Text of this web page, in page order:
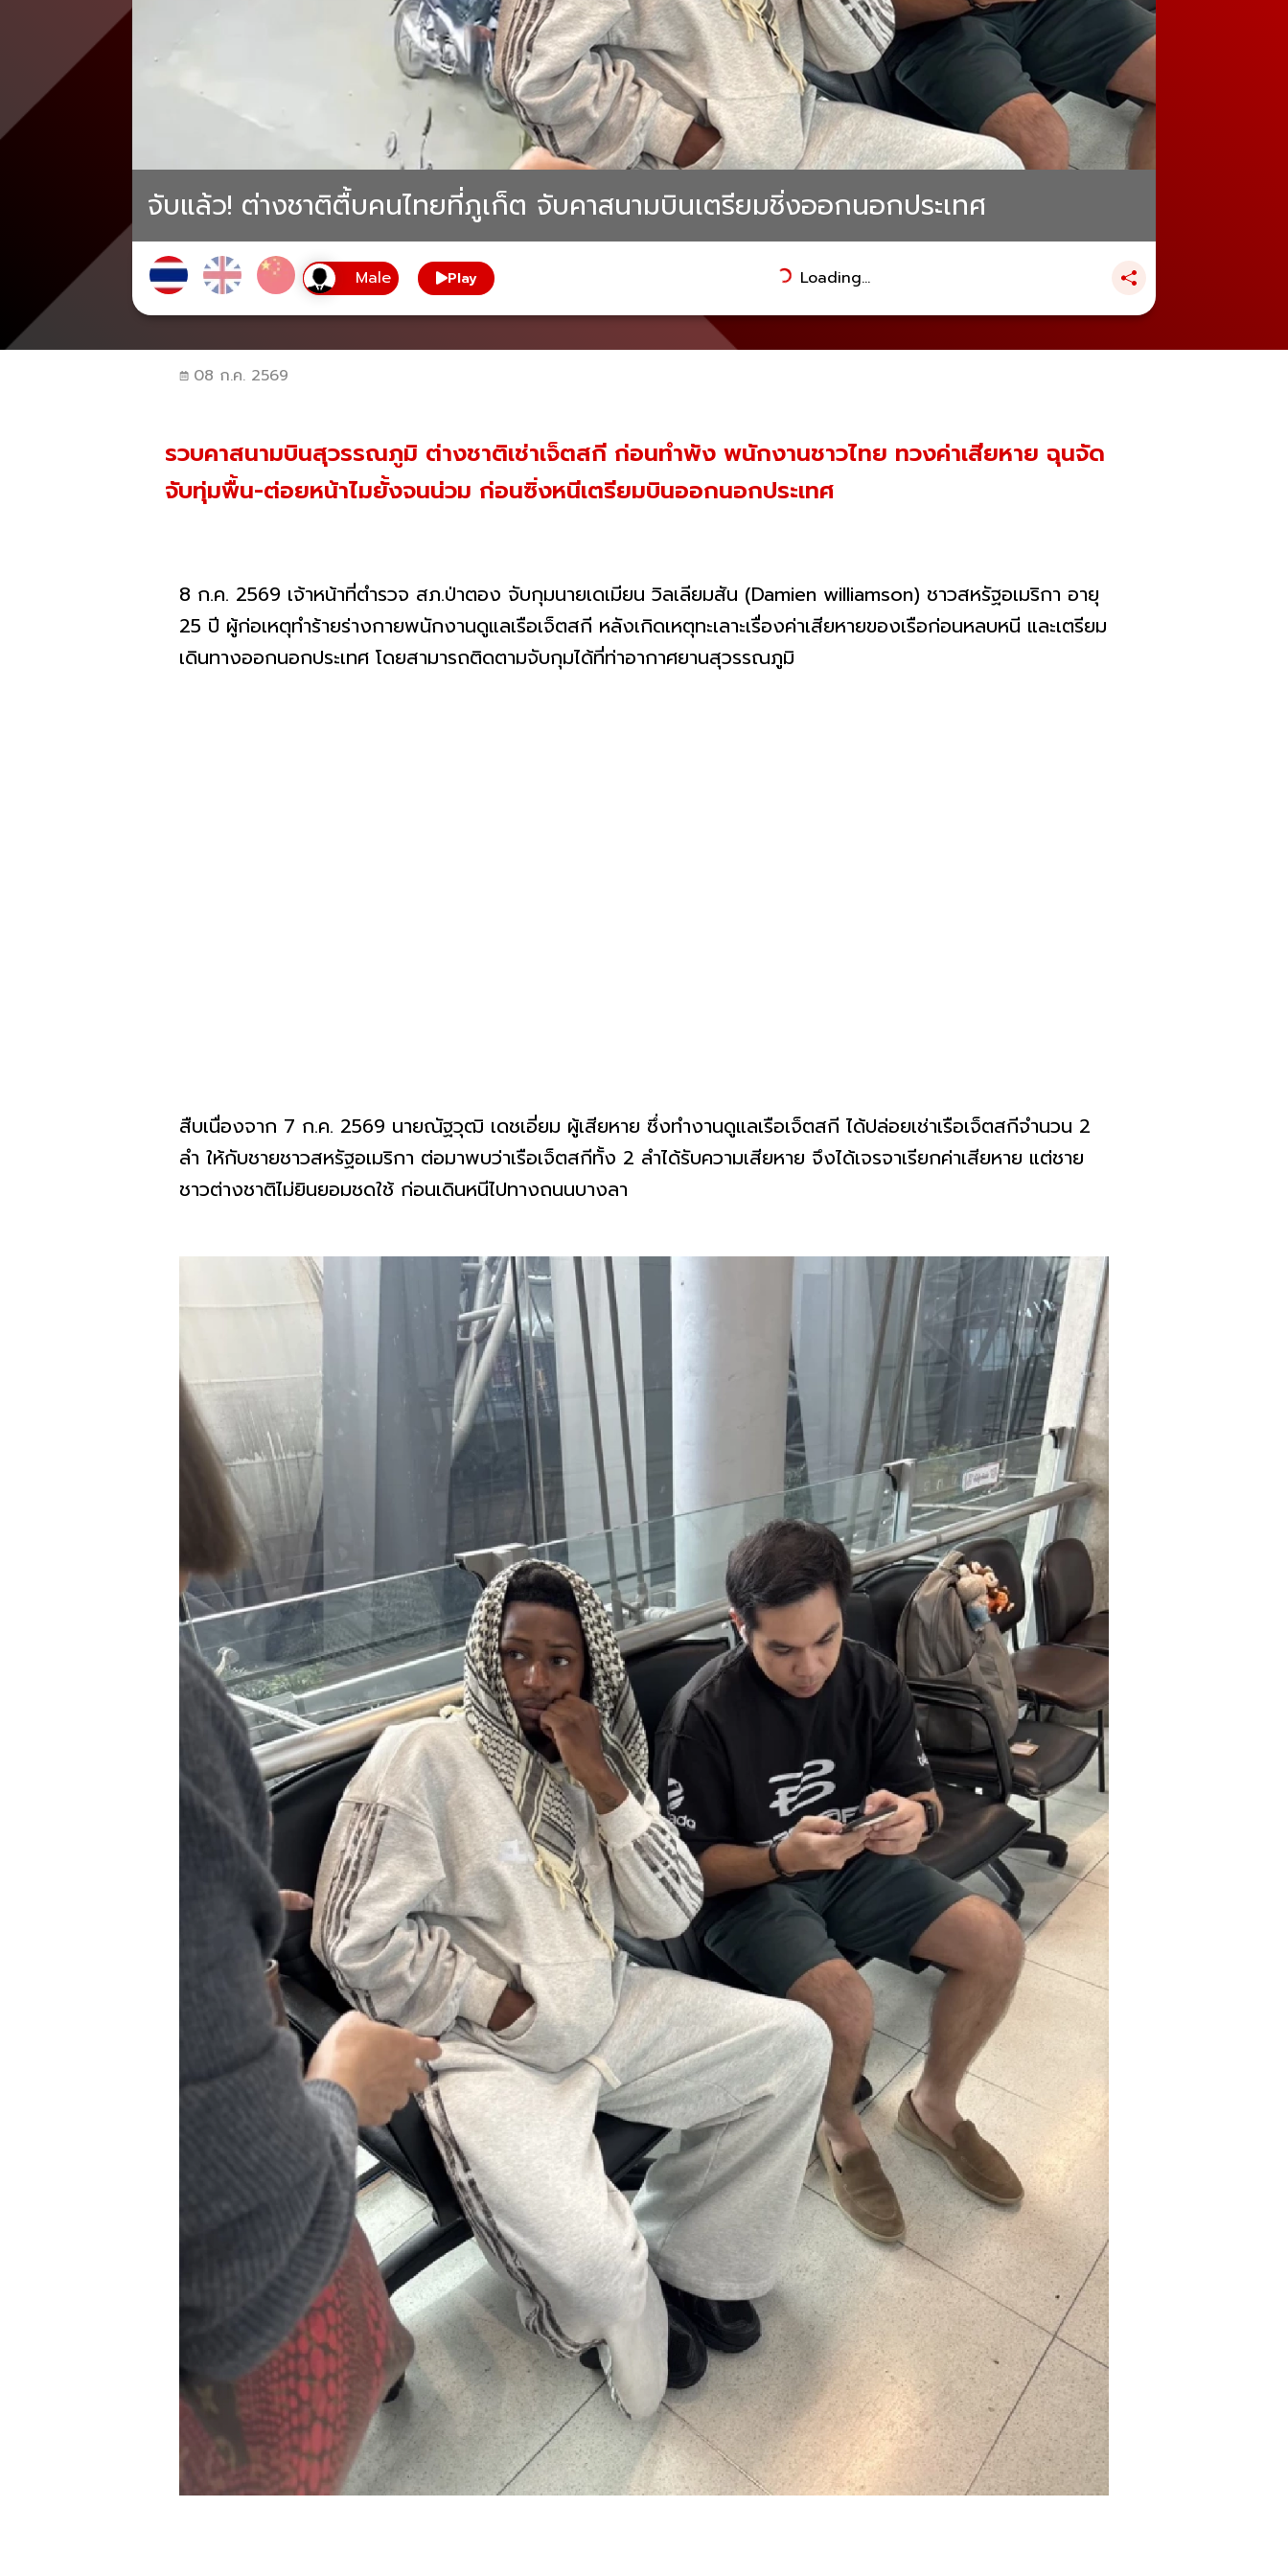
จับแล้ว! ต่างชาติตื้บคนไทยที่ภูเก็ต จับคาสนามบินเตรียมชิ่งออกนอกประเทศ
Play Loading...
08 ก.ค. 2569
รวบคาสนามบินสุวรรณภูมิ ต่างชาติเช่าเจ็ตสกี ก่อนทำพัง พนักงานชาวไทย ทวงค่าเสียหาย ฉุนจัด
จับทุ่มพื้น-ต่อยหน้าไมยั้งจนน่วม ก่อนซิ่งหนีเตรียมบินออกนอกประเทศ
8 ก.ค. 2569 เจ้าหน้าที่ตำรวจ สภ.ป่าตอง จับกุมนายเดเมียน วิลเลียมสัน (Damien williamson) ชาวสหรัฐอเมริกา อายุ
25 ปี ผู้ก่อเหตุทำร้ายร่างกายพนักงานดูแลเรือเจ็ตสกี หลังเกิดเหตุทะเลาะเรื่องค่าเสียหายของเรือก่อนหลบหนี และเตรียม
เดินทางออกนอกประเทศ โดยสามารถติดตามจับกุมได้ที่ท่าอากาศยานสุวรรณภูมิ
สืบเนื่องจาก 7 ก.ค. 2569 นายณัฐวุฒิ เดชเอี่ยม ผู้เสียหาย ซึ่งทำงานดูแลเรือเจ็ตสกี ได้ปล่อยเช่าเรือเจ็ตสกีจำนวน 2
ลำ ให้กับชายชาวสหรัฐอเมริกา ต่อมาพบว่าเรือเจ็ตสกีทั้ง 2 ลำได้รับความเสียหาย จึงได้เจรจาเรียกค่าเสียหาย แต่ชาย
ชาวต่างชาติไม่ยินยอมชดใช้ ก่อนเดินหนีไปทางถนนบางลา